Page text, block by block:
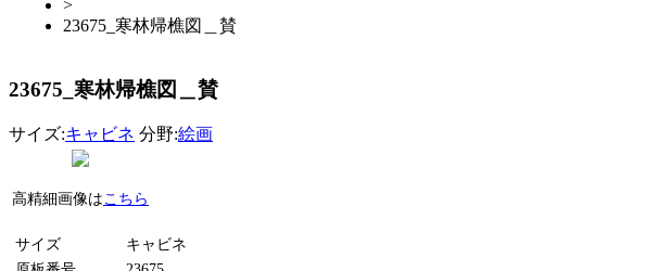
>
23675_寒林帰樵図＿賛
23675_寒林帰樵図＿賛
サイズ:キャビネ 分野:絵画
高精細画像はこちら
サイズ
キャビネ